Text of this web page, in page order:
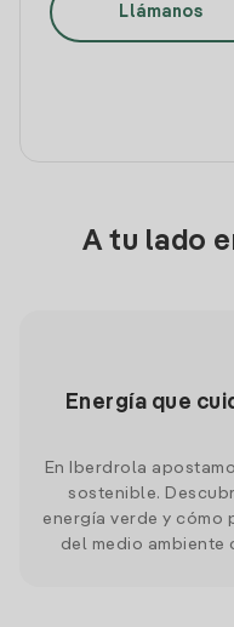
Llámanos
A tu lado
Energía que
En Iberdrola
sostenible.
energía verde y cómo
del medio ambiente